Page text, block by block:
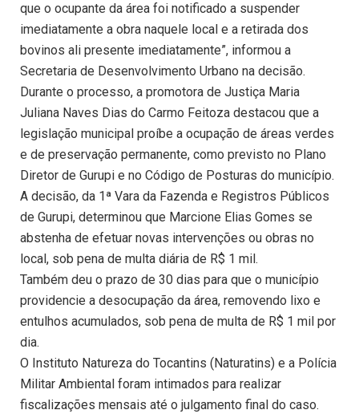
que o ocupante da área foi notificado a suspender
imediatamente a obra naquele local e a retirada dos
bovinos ali presente imediatamente”, informou a
Secretaria de Desenvolvimento Urbano na decisão.
Durante o processo, a promotora de Justiça Maria
Juliana Naves Dias do Carmo Feitoza destacou que a
legislação municipal proíbe a ocupação de áreas verdes
e de preservação permanente, como previsto no Plano
Diretor de Gurupi e no Código de Posturas do município.
A decisão, da 1ª Vara da Fazenda e Registros Públicos
de Gurupi, determinou que Marcione Elias Gomes se
abstenha de efetuar novas intervenções ou obras no
local, sob pena de multa diária de R$ 1 mil.
Também deu o prazo de 30 dias para que o município
providencie a desocupação da área, removendo lixo e
entulhos acumulados, sob pena de multa de R$ 1 mil por
dia.
O Instituto Natureza do Tocantins (Naturatins) e a Polícia
Militar Ambiental foram intimados para realizar
fiscalizações mensais até o julgamento final do caso.